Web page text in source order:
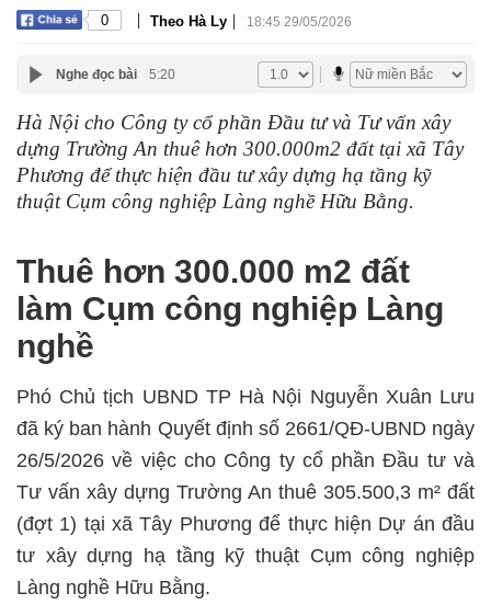
0 | Theo Hà Ly | 18:45 29/05/2026
Nghe đọc bài 5:20
Hà Nội cho Công ty cổ phần Đầu tư và Tư vấn xây
dựng Trường An thuê hơn 300.000m2 đất tại xã Tây
Phương để thực hiện đầu tư xây dựng hạ tầng kỹ
thuật Cụm công nghiệp Làng nghề Hữu Bằng.
Thuê hơn 300.000 m2 đất
làm Cụm công nghiệp Làng
nghề
Phó Chủ tịch UBND TP Hà Nội Nguyễn Xuân Lưu
đã ký ban hành Quyết định số 2661/QĐ-UBND ngày
26/5/2026 về việc cho Công ty cổ phần Đầu tư và
Tư vấn xây dựng Trường An thuê 305.500,3 m² đất
(đợt 1) tại xã Tây Phương để thực hiện Dự án đầu
tư xây dựng hạ tầng kỹ thuật Cụm công nghiệp
Làng nghề Hữu Bằng.